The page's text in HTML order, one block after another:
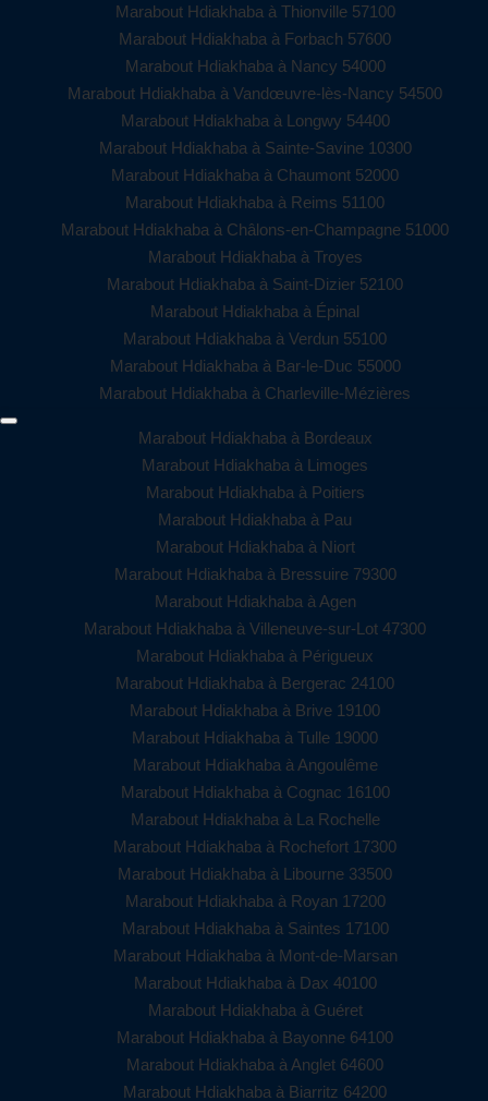
Marabout Hdiakhaba à Thionville 57100
Marabout Hdiakhaba à Forbach 57600
Marabout Hdiakhaba à Nancy 54000
Marabout Hdiakhaba à Vandœuvre-lès-Nancy 54500
Marabout Hdiakhaba à Longwy 54400
Marabout Hdiakhaba à Sainte-Savine 10300
Marabout Hdiakhaba à Chaumont 52000
Marabout Hdiakhaba à Reims 51100
Marabout Hdiakhaba à Châlons-en-Champagne 51000
Marabout Hdiakhaba à Troyes
Marabout Hdiakhaba à Saint-Dizier 52100
Marabout Hdiakhaba à Épinal
Marabout Hdiakhaba à Verdun 55100
Marabout Hdiakhaba à Bar-le-Duc 55000
Marabout Hdiakhaba à Charleville-Mézières
Marabout Hdiakhaba à Bordeaux
Marabout Hdiakhaba à Limoges
Marabout Hdiakhaba à Poitiers
Marabout Hdiakhaba à Pau
Marabout Hdiakhaba à Niort
Marabout Hdiakhaba à Bressuire 79300
Marabout Hdiakhaba à Agen
Marabout Hdiakhaba à Villeneuve-sur-Lot 47300
Marabout Hdiakhaba à Périgueux
Marabout Hdiakhaba à Bergerac 24100
Marabout Hdiakhaba à Brive 19100
Marabout Hdiakhaba à Tulle 19000
Marabout Hdiakhaba à Angoulême
Marabout Hdiakhaba à Cognac 16100
Marabout Hdiakhaba à La Rochelle
Marabout Hdiakhaba à Rochefort 17300
Marabout Hdiakhaba à Libourne 33500
Marabout Hdiakhaba à Royan 17200
Marabout Hdiakhaba à Saintes 17100
Marabout Hdiakhaba à Mont-de-Marsan
Marabout Hdiakhaba à Dax 40100
Marabout Hdiakhaba à Guéret
Marabout Hdiakhaba à Bayonne 64100
Marabout Hdiakhaba à Anglet 64600
Marabout Hdiakhaba à Biarritz 64200